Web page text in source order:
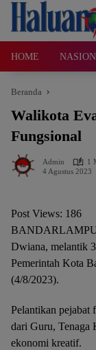
Langsung
HOME
Beranda
Walikota
Fungsional
Admin
1
4 Agustus 2023
Post Views: 186
Dwiana, melantik
Pemerintah Kota
(4/8/2023).
Pelantikan pejabat
dari Guru, Tenaga
ekonomi kreatif.